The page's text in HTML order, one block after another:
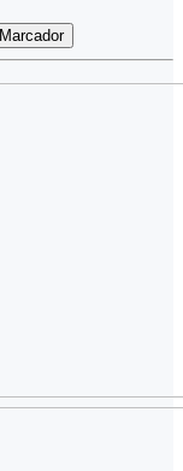
Marcador